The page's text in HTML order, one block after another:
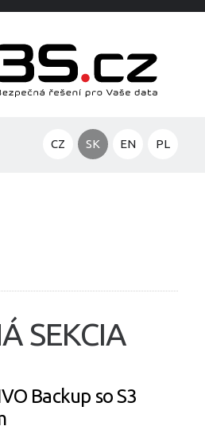
CZ SK EN PL
SEKCIA
Backup so S3